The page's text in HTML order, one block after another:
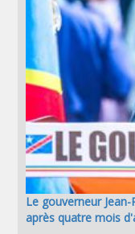
Le gouverneur
après quatre mois